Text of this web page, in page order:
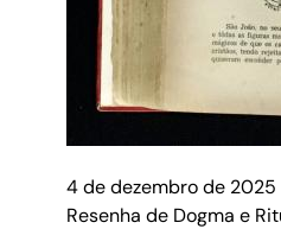
4 de dezembro de 2025
Resenha de Dogma e